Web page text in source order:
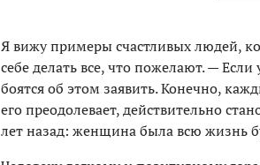
Я вижу примеры счастливых людей,
себе делать все, что пожелают. —
боятся об этом заявить. Конечно,
его преодолевает, действительно
лет назад: женщина была всю жизнь